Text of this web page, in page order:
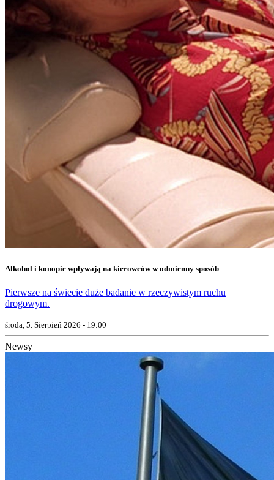
Alkohol i konopie wpływają na kierowców w odmienny sposób
Pierwsze na świecie duże badanie w rzeczywistym ruchu
drogowym.
środa, 5. Sierpień 2026 - 19:00
Newsy